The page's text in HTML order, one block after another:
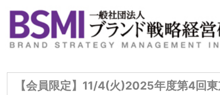
究会「ブランドタグライン経営」ボナファイデコンサル
ィング株式会社 代表取締役 杉本 眞一氏 BSMI会員